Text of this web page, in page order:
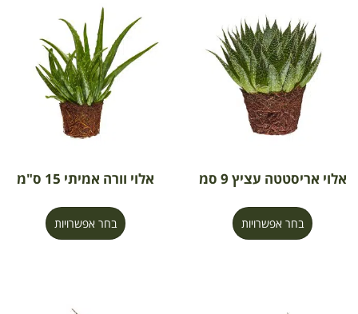
אלוי אריסטטה עציץ 9 סמ
בחר אפשרויות
אלוי וורה אמיתי 15 ס"מ
בחר אפשרויות